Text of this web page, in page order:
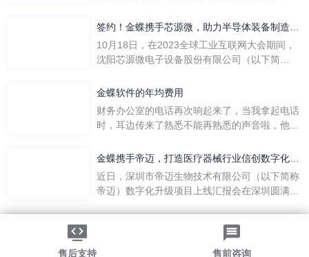
售后支持 售前咨询
一个好用的医药管理系统软件应具备以下特点。
地进行操作。 复杂的
签约！金蝶携手芯源微，助力半导体装备制造领
先企业迈向世界
10月18日，在2023全球工业互联网大会期间，
沈阳芯源微电子设备股份有限公司（以下简
下简称“金蝶”）在辽宁沈阳签署战略合作协议。
营管控平台，从而实现公司产研一体化、业财一
体化，提升公司整体业务水平。
金蝶软件的年均费用
财务办公室的电话再次响起来了，当我拿起电话
时，耳边传来了熟悉不能再熟悉的声音啦，他就
软件过程中遇到任何问题，我都可以获得金蝶服
一年的使用时间已经到了。我们公司用的是金蝶
KIS系列的标准版，一年的服务费是1000元/年。
刚看到这个1000元这个数字的时候，你是不是也
觉得有点高了，但是在一年的使用的过程中还有
金蝶后台提供人工服务价值来说，我们还是很划
金蝶携手帝迈，打造医疗器械行业信创数字化标
杆
近日，深圳市帝迈生物技术有限公司（以下简称
帝迈）数字化升级项目上线汇报会在深圳圆满召
©2026金蝶软件（中国）有限公司
粤ICP备05041751号
粤公网安备 44030502002324号